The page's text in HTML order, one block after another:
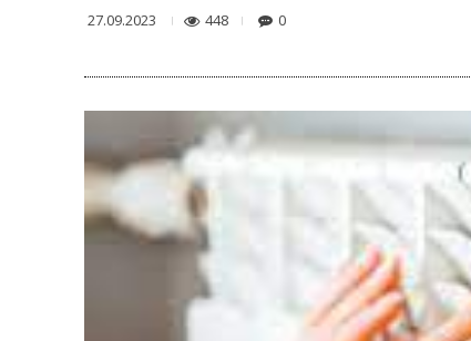
27.09.2023 448 0